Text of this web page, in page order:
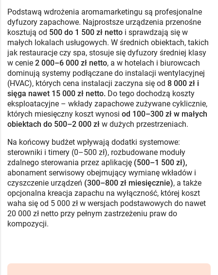
Podstawą wdrożenia aromamarketingu są profesjonalne
dyfuzory zapachowe. Najprostsze urządzenia przenośne
kosztują od 500 do 1 500 zł netto i sprawdzają się w
małych lokalach usługowych. W średnich obiektach, takich
jak restauracje czy spa, stosuje się dyfuzory średniej klasy
w cenie 2 000–6 000 zł netto, a w hotelach i biurowcach
dominują systemy podłączane do instalacji wentylacyjnej
(HVAC), których cena instalacji zaczyna się od 8 000 zł i
sięga nawet 15 000 zł netto. Do tego dochodzą koszty
eksploatacyjne – wkłady zapachowe zużywane cyklicznie,
których miesięczny koszt wynosi od 100–300 zł w małych
obiektach do 500–2 000 zł w dużych przestrzeniach.
Na końcowy budżet wpływają dodatki systemowe:
sterowniki i timery (0–500 zł), rozbudowane moduły
zdalnego sterowania przez aplikację (500–1 500 zł),
abonament serwisowy obejmujący wymianę wkładów i
czyszczenie urządzeń (300–800 zł miesięcznie), a także
opcjonalna kreacja zapachu na wyłączność, której koszt
waha się od 5 000 zł w wersjach podstawowych do nawet
20 000 zł netto przy pełnym zastrzeżeniu praw do
kompozycji.